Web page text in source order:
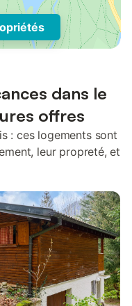
dans le
offres
: ces logements sont
leur propreté, et